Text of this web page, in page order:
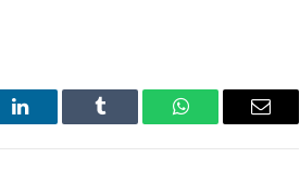
LinkedIn Tumblr WhatsAppEmail